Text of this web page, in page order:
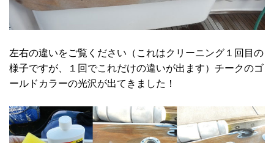
左右の違いをご覧ください（これはクリーニング１回目の
様子ですが、１回でこれだけの違いが出ます）チークのゴ
ールドカラーの光沢が出てきました！